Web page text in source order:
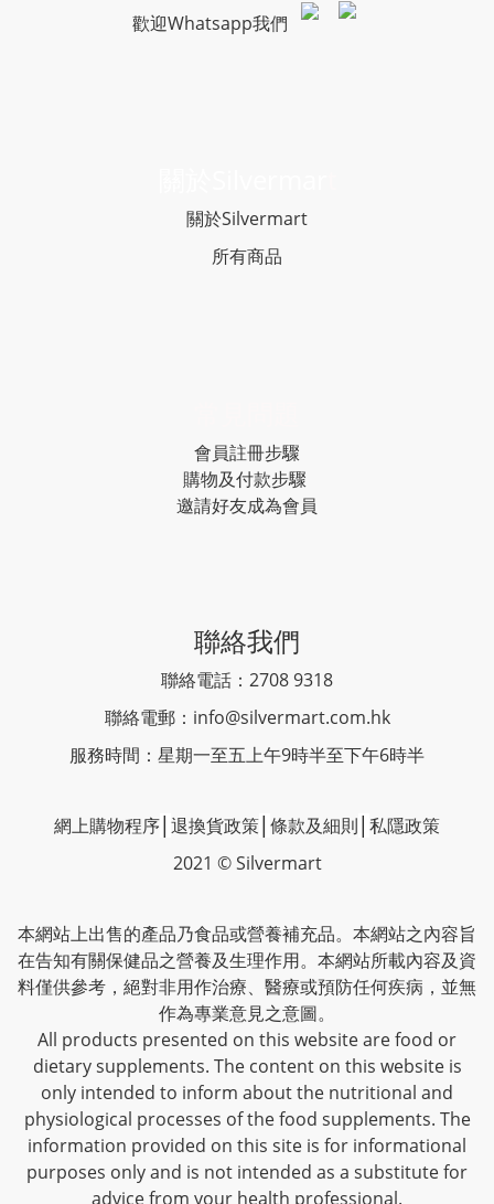
歡迎Whatsapp我們
關於Silvermart
所有商品
會員註冊步驟
購物及付款步驟
邀請好友成為會員
聯絡我們
聯絡電話：2708 9318
聯絡電郵： info@silvermart.com.hk
服務時間：星期一至五上午9時半至下午6時半
網上購物程序 退換貨政策 條款及細則 私隱政策
2021 © Silvermart
本網站上出售的產品乃食品或營養補充品。本網站之內容旨
在告知有關保健品之營養及生理作用。本網站所載內容及資
料僅供參考，絕對非用作治療、醫療或預防任何疾病，並無
作為專業意見之意圖。
All products presented on this website are food or
dietary supplements. The content on this website is
only intended to inform about the nutritional and
physiological processes of the food supplements. The
information provided on this site is for informational
purposes only and is not intended as a substitute for
advice from your health professional.